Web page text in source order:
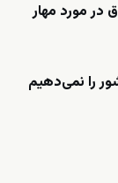
در مورد مهار
را نمی‌دهیم